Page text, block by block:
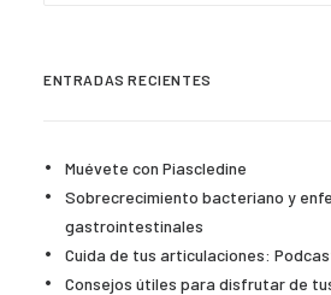
ENTRADAS RECIENTES
Muévete con Piascledine
Sobrecrecimiento bacteriano y
gastrointestinales
Cuida de tus articulaciones:
Consejos útiles para disfrutar de